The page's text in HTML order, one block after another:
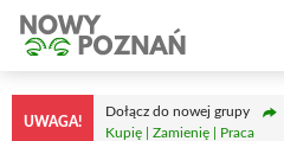
Przejdź
treści
UWAGA!
Dołącz do nowej grupy
Kupię | Zamienię | Praca